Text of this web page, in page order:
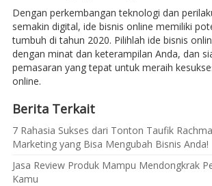
Dengan perkembangan teknologi dan
semakin digital, ide bisnis online memiliki
tumbuh di tahun 2020. Pilihlah ide bisnis
dengan minat dan keterampilan Anda, dan
pemasaran yang tepat untuk meraih
online.
Berita Terkait
7 Rahasia Sukses dari Tonton Taufik
Marketing yang Bisa Mengubah Bisnis Anda!
Jasa Review Produk Mampu Mendongkrak
Kamu